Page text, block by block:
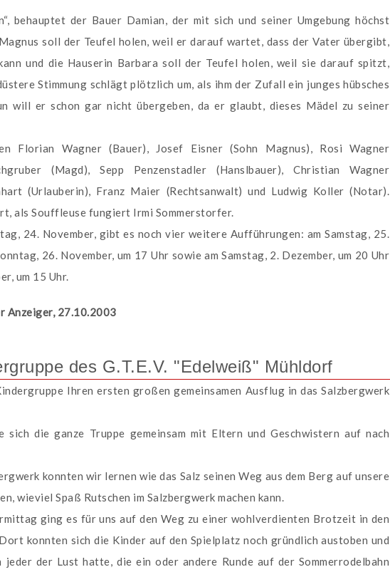
behauptet der Bauer Damian, der mit sich und seiner Umgebung höchst
soll der Teufel holen, weil er darauf wartet, dass der Vater übergibt,
und die Hauserin Barbara soll der Teufel holen, weil sie darauf spitzt,
Stimmung schlägt plötzlich um, als ihm der Zufall ein junges hübsches
will er schon gar nicht übergeben, da er glaubt, dieses Mädel zu seiner
Florian Wagner (Bauer), Josef Eisner (Sohn Magnus), Rosi Wagner
(Magd), Sepp Penzenstadler (Hanslbauer), Christian Wagner
(Urlauberin), Franz Maier (Rechtsanwalt) und Ludwig Koller (Notar).
als Souffleuse fungiert Irmi Sommerstorfer.
24. November, gibt es noch vier weitere Aufführungen: am Samstag, 25.
26. November, um 17 Uhr sowie am Samstag, 2. Dezember, um 20 Uhr
um 15 Uhr.
Anzeiger, 27.10.2003
des G.T.E.V. "Edelweiß" Mühldorf
Ihren ersten großen gemeinsamen Ausflug in das Salzbergwerk
sich die ganze Truppe gemeinsam mit Eltern und Geschwistern auf nach
konnten wir lernen wie das Salz seinen Weg aus dem Berg auf unsere
wieviel Spaß Rutschen im Salzbergwerk machen kann.
ging es für uns auf den Weg zu einer wohlverdienten Brotzeit in den
konnten sich die Kinder auf den Spielplatz noch gründlich austoben und
jeder der Lust hatte, die ein oder andere Runde auf der Sommerrodelbahn